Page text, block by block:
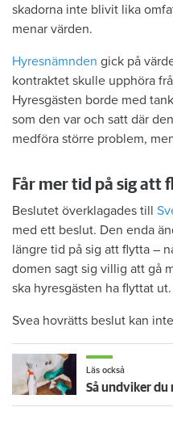
skadorna inte blivit lika
menar värden.
Hyresnämnden gick på
kontraktet skulle upphöra
Hyresgästen borde med
som den var och satt där
medföra större problem,
Får mer tid på sig att
Beslutet överklagades till
med ett beslut. Den enda
längre tid på sig att flytta –
domen sagt sig villig att gå
ska hyresgästen ha flyttat ut.
Svea hovrätts beslut kan
Läs också